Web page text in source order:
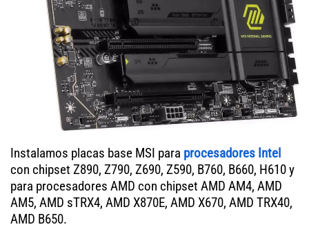
Instalamos placas base MSI para procesadores Intel
con chipset Z890, Z790, Z690, Z590, B760, B660, H610 y
para procesadores AMD con chipset AMD AM4, AMD
AM5, AMD sTRX4, AMD X870E, AMD X670, AMD TRX40,
AMD B650.